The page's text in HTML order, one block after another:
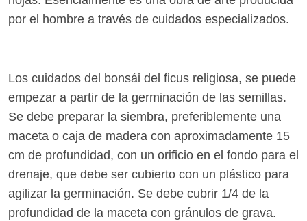
por el hombre a través de cuidados especializados.
Los cuidados del bonsái del ficus religiosa, se puede
empezar a partir de la germinación de las semillas.
Se debe preparar la siembra, preferiblemente una
maceta o caja de madera con aproximadamente 15
cm de profundidad, con un orificio en el fondo para el
drenaje, que debe ser cubierto con un plástico para
agilizar la germinación. Se debe cubrir 1/4 de la
profundidad de la maceta con gránulos de grava.